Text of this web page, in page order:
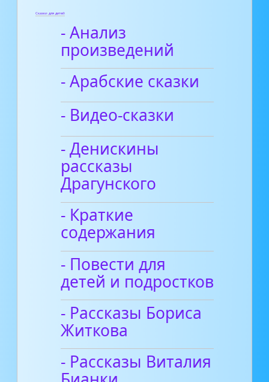
Сказки для детей
- Анализ
произведений
- Арабские сказки
- Видео-сказки
- Денискины
рассказы
Драгунского
- Краткие
содержания
- Повести для
детей и подростков
- Рассказы Бориса
Житкова
- Рассказы Виталия